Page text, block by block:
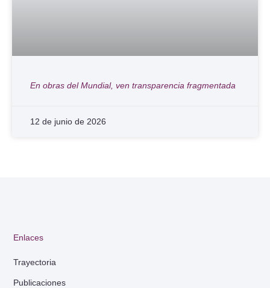
En obras del Mundial, ven transparencia fragmentada
12 de junio de 2026
Enlaces
Trayectoria
Publicaciones